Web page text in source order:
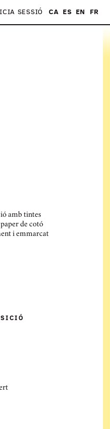
SESSIÓ CA ES EN FR
amb tintes
de cotó
i emmarcat